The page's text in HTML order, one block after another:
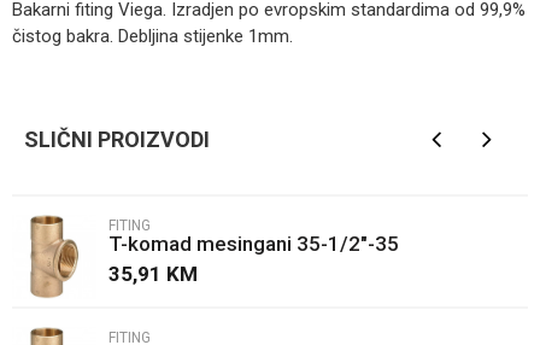
Bakarni fiting Viega. Izradjen po evropskim standardima od 99,9%
čistog bakra. Debljina stijenke 1mm.
Poruka
SLIČNI PROIZVODI
FITING
T-komad mesingani 35-1/2"-35
35,91 KM
FITING